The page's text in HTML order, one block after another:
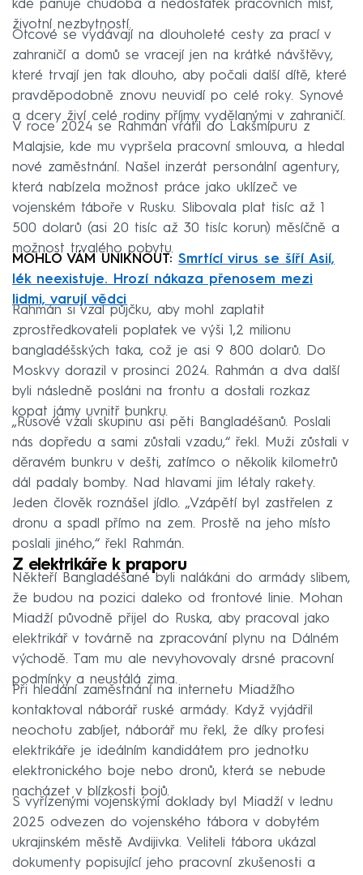
kde panuje chudoba a nedostatek pracovních míst,
životní nezbytností.
Otcové se vydávají na dlouholeté cesty za prací v
zahraničí a domů se vracejí jen na krátké návštěvy,
které trvají jen tak dlouho, aby počali další dítě, které
pravděpodobně znovu neuvidí po celé roky. Synové
a dcery živí celé rodiny příjmy vydělanými v zahraničí.
V roce 2024 se Rahmán vrátil do Lakšmípuru z
Malajsie, kde mu vypršela pracovní smlouva, a hledal
nové zaměstnání. Našel inzerát personální agentury,
která nabízela možnost práce jako uklízeč ve
vojenském táboře v Rusku. Slibovala plat tisíc až 1
500 dolarů (asi 20 tisíc až 30 tisíc korun) měsíčně a
možnost trvalého pobytu.
MOHLO VÁM UNIKNOUT: Smrtící virus se šíří Asií,
lék neexistuje. Hrozí nákaza přenosem mezi
lidmi, varují vědci
Rahmán si vzal půjčku, aby mohl zaplatit
zprostředkovateli poplatek ve výši 1,2 milionu
bangladéšských taka, což je asi 9 800 dolarů. Do
Moskvy dorazil v prosinci 2024. Rahmán a dva další
byli následně posláni na frontu a dostali rozkaz
kopat jámy uvnitř bunkru.
„Rusové vzali skupinu asi pěti Bangladéšanů. Poslali
nás dopředu a sami zůstali vzadu,“ řekl. Muži zůstali v
děravém bunkru v dešti, zatímco o několik kilometrů
dál padaly bomby. Nad hlavami jim létaly rakety.
Jeden člověk roznášel jídlo. „Vzápětí byl zastřelen z
dronu a spadl přímo na zem. Prostě na jeho místo
poslali jiného,“ řekl Rahmán.
Z elektrikáře k praporu
Někteří Bangladéšané byli nalákáni do armády slibem,
že budou na pozici daleko od frontové linie. Mohan
Miadží původně přijel do Ruska, aby pracoval jako
elektrikář v továrně na zpracování plynu na Dálném
východě. Tam mu ale nevyhovovaly drsné pracovní
podmínky a neustálá zima.
Při hledání zaměstnání na internetu Miadžího
kontaktoval náborář ruské armády. Když vyjádřil
neochotu zabíjet, náborář mu řekl, že díky profesi
elektrikáře je ideálním kandidátem pro jednotku
elektronického boje nebo dronů, která se nebude
nacházet v blízkosti bojů.
S vyřízenými vojenskými doklady byl Miadží v lednu
2025 odvezen do vojenského tábora v dobytém
ukrajinském městě Avdijivka. Veliteli tábora ukázal
dokumenty popisující jeho pracovní zkušenosti a